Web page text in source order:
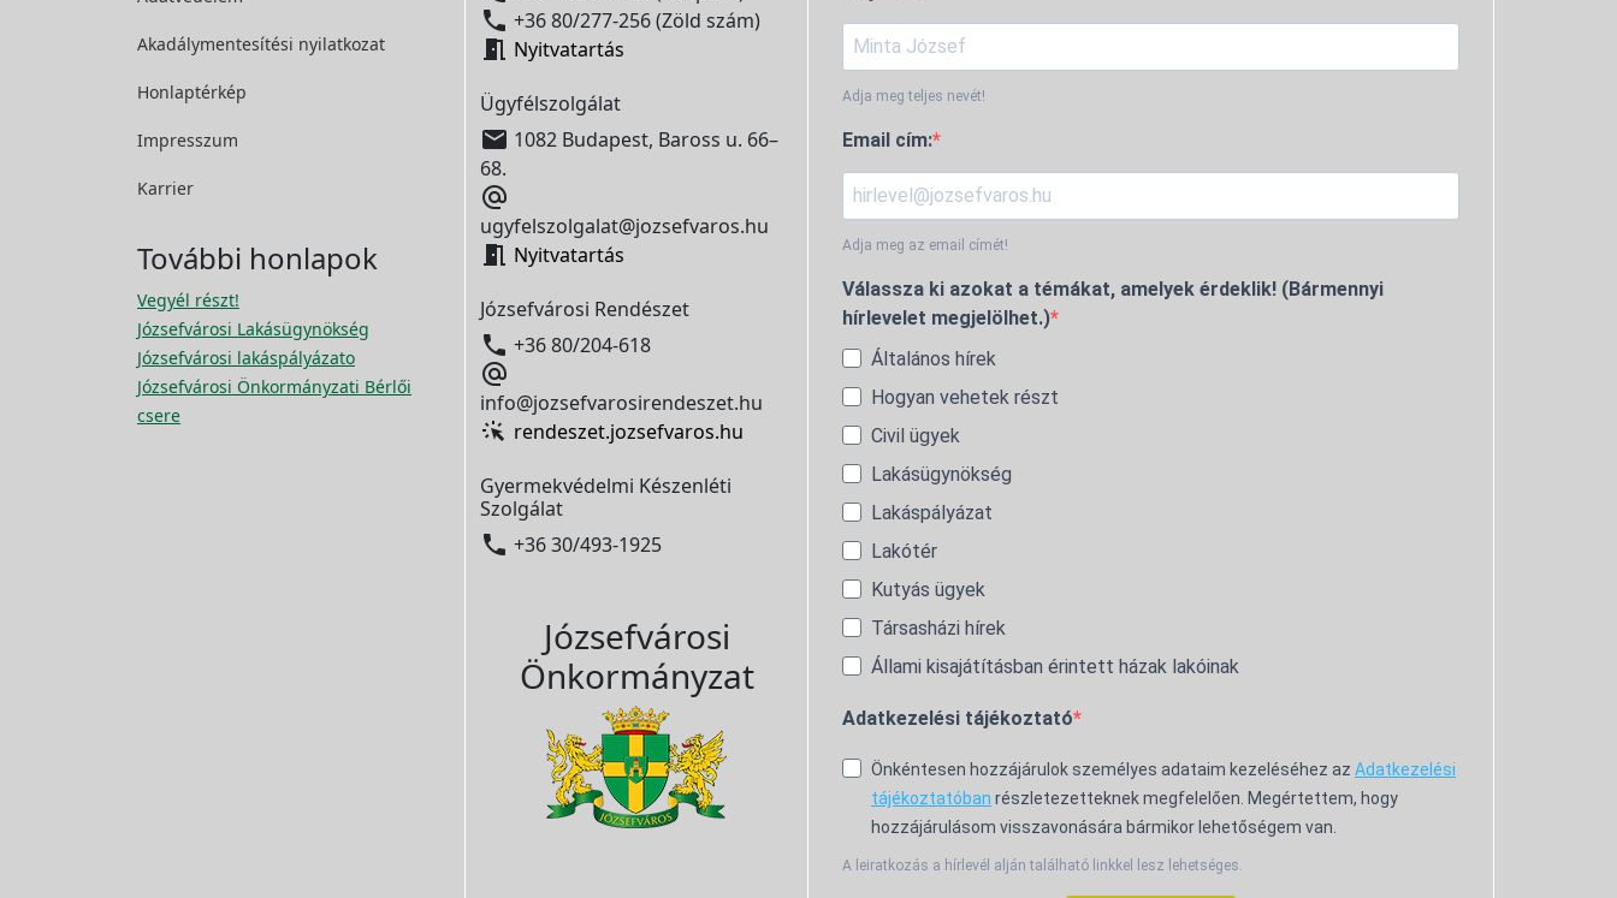
Akadálymentesítési nyilatkozat
Honlaptérkép
Impresszum
Karrier
További honlapok
Vegyél részt!
Józsefvárosi Lakásügynökség
Józsefvárosi lakáspályázato
Józsefvárosi Önkormányzati Bérlői
csere
 +36 80/277-256 (Zöld szám)
 Nyitvatartás
Ügyfélszolgálat
 1082 Budapest, Baross u. 66–
68.

ugyfelszolgalat@jozsefvaros.hu
 Nyitvatartás
Józsefvárosi Rendészet
 +36 80/204-618

info@jozsefvarosirendeszet.hu
rendeszet.jozsefvaros.hu
Gyermekvédelmi Készenléti
Szolgálat
 +36 30/493-1925
Józsefvárosi
Önkormányzat
Adja meg teljes nevét!
Email cím:
Adja meg az email címét!
Válassza ki azokat a témákat, amelyek érdeklik! (Bármennyi
hírlevelet megjelölhet.)
Általános hírek
Hogyan vehetek részt
Civil ügyek
Lakásügynökség
Lakáspályázat
Lakótér
Kutyás ügyek
Társasházi hírek
Állami kisajátításban érintett házak lakóinak
Adatkezelési tájékoztató
Önkéntesen hozzájárulok személyes adataim kezeléséhez az Adatkezelési
tájékoztatóban részletezetteknek megfelelően. Megértettem, hogy
hozzájárulásom visszavonására bármikor lehetőségem van.
A leiratkozás a hírlevél alján található linkkel lesz lehetséges.